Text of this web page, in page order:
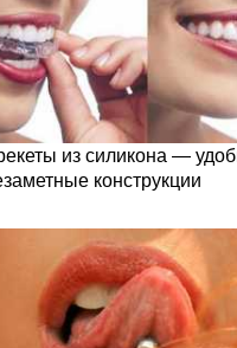
из силикона —
конструкции